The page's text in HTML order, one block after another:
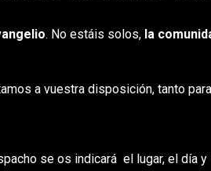
. No estáis solos, la
a vuestra disposición, tanto
se os indicará el lugar, el día y